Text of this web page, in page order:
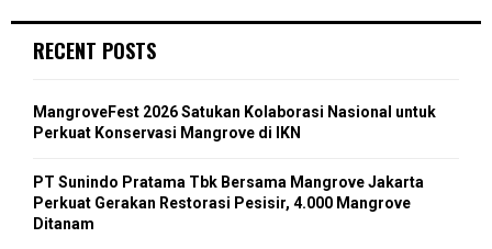
h
o
r
RECENT POSTS
MangroveFest 2026 Satukan Kolaborasi Nasional untuk
Perkuat Konservasi Mangrove di IKN
PT Sunindo Pratama Tbk Bersama Mangrove Jakarta
Perkuat Gerakan Restorasi Pesisir, 4.000 Mangrove
Ditanam